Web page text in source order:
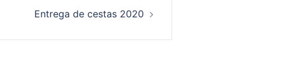
Entrega de cestas 2020